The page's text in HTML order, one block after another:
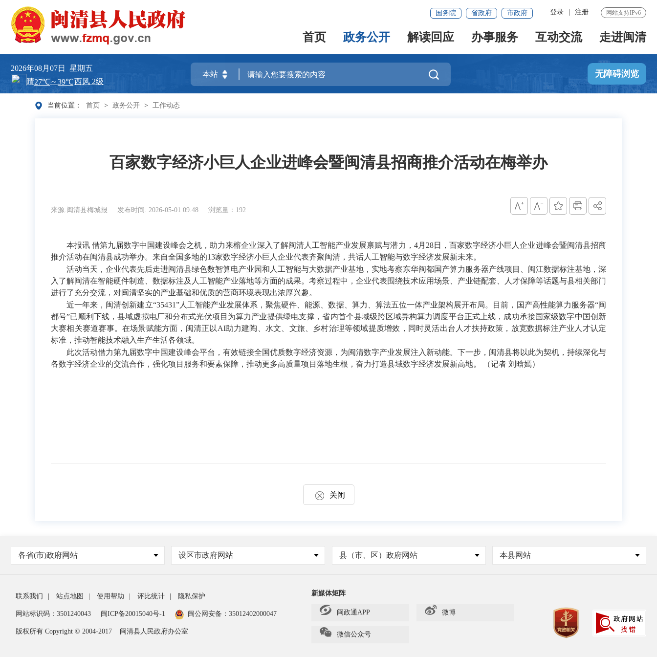
网站支持IPv6
登录 注册
国务院 省政府 市政府
首页 政务公开 解读回应 办事服务 互动交流 走进闽清
2026年08月07日 星期五
 无障碍浏览
当前位置： 首页 > 政务公开 > 工作动态
百家数字经济小巨人企业进峰会暨闽清县招商推介活动在梅举办
来源:闽清县梅城报 发布时间: 2026-05-01 09:48 浏览量：192
本报讯 借第九届数字中国建设峰会之机，助力来榕企业深入了解闽清人工智能产业发展禀赋与潜力，4月28日，百家数字经济小巨人企业进峰会暨闽清县招商
推介活动在闽清县成功举办。来自全国多地的13家数字经济小巨人企业代表齐聚闽清，共话人工智能与数字经济发展新未来。
活动当天，企业代表先后走进闽清县绿色数智算电产业园和人工智能与大数据产业基地，实地考察东华闽都国产算力服务器产线项目、闽江数据标注基地，深
入了解闽清在智能硬件制造、数据标注及人工智能产业落地等方面的成果。考察过程中，企业代表围绕技术应用场景、产业链配套、人才保障等话题与县相关部门
进行了充分交流，对闽清坚实的产业基础和优质的营商环境表现出浓厚兴趣。
近一年来，闽清创新建立“35431”人工智能产业发展体系，聚焦硬件、能源、数据、算力、算法五位一体产业架构展开布局。目前，国产高性能算力服务器“闽
都号”已顺利下线，县域虚拟电厂和分布式光伏项目为算力产业提供绿电支撑，省内首个县域级跨区域异构算力调度平台正式上线，成功承接国家级数字中国创新
大赛相关赛道赛事。在场景赋能方面，闽清正以AI助力建陶、水文、文旅、乡村治理等领域提质增效，同时灵活出台人才扶持政策，放宽数据标注产业人才认定
标准，推动智能技术融入生产生活各领域。
此次活动借力第九届数字中国建设峰会平台，有效链接全国优质数字经济资源，为闽清数字产业发展注入新动能。下一步，闽清县将以此为契机，持续深化与
各数字经济企业的交流合作，强化项目服务和要素保障，推动更多高质量项目落地生根，奋力打造县域数字经济发展新高地。 （记者 刘晗嫣）
关闭
各省(市)政府网站 设区市政府网站 县（市、区）政府网站 本县网站
联系我们 站点地图 使用帮助 评比统计 隐私保护
网站标识码：3501240043 闽ICP备20015040号-1 闽公网安备： 35012402000047
版权所有 Copyright © 2004-2017 闽清县人民政府办公室
新媒体矩阵
闽政通APP 微博
微信公众号